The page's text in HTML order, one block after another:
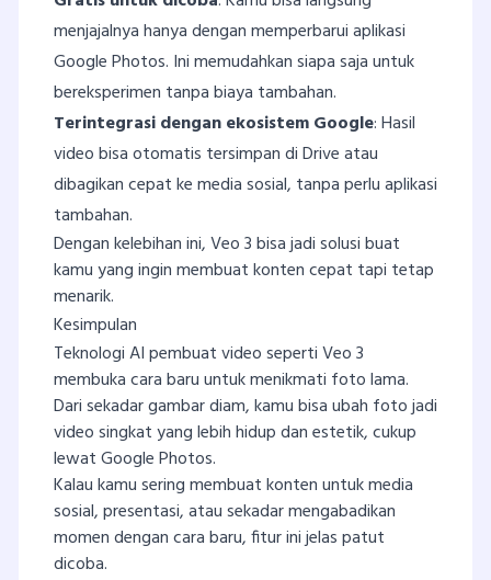
menjajalnya hanya dengan memperbarui aplikasi
Google Photos. Ini memudahkan siapa saja untuk
bereksperimen tanpa biaya tambahan.
Terintegrasi dengan ekosistem Google: Hasil
video bisa otomatis tersimpan di Drive atau
dibagikan cepat ke media sosial, tanpa perlu aplikasi
tambahan.
Dengan kelebihan ini, Veo 3 bisa jadi solusi buat
kamu yang ingin membuat konten cepat tapi tetap
menarik.
Kesimpulan
Teknologi AI pembuat video seperti Veo 3
membuka cara baru untuk menikmati foto lama.
Dari sekadar gambar diam, kamu bisa ubah foto jadi
video singkat yang lebih hidup dan estetik, cukup
lewat Google Photos.
Kalau kamu sering membuat konten untuk media
sosial, presentasi, atau sekadar mengabadikan
momen dengan cara baru, fitur ini jelas patut
dicoba.